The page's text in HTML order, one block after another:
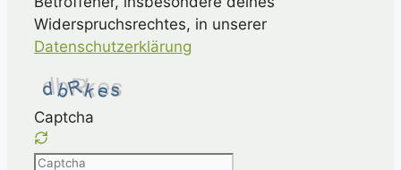
Widerspruchsrechtes, in unserer
Datenschutzerklärung
Captcha
Please